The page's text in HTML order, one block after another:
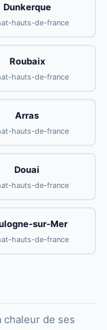
Dunkerque
hauts-de-france
Roubaix
hauts-de-france
Arras
hauts-de-france
Douai
hauts-de-france
sur-Mer
hauts-de-france
chaleur de ses